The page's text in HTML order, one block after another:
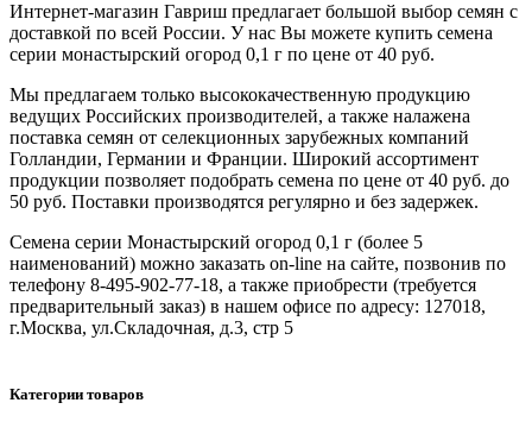
Интернет-магазин Гавриш предлагает большой выбор семян с
доставкой по всей России. У нас Вы можете купить семена
серии монастырский огород 0,1 г по цене от 40 руб.
Мы предлагаем только высококачественную продукцию
ведущих Российских производителей, а также налажена
поставка семян от селекционных зарубежных компаний
Голландии, Германии и Франции. Широкий ассортимент
продукции позволяет подобрать семена по цене от 40 руб. до
50 руб. Поставки производятся регулярно и без задержек.
Семена серии Монастырский огород 0,1 г (более 5
наименований) можно заказать on-line на сайте, позвонив по
телефону 8-495-902-77-18, а также приобрести (требуется
предварительный заказ) в нашем офисе по адресу: 127018,
г.Москва, ул.Складочная, д.3, стр 5
Категории товаров